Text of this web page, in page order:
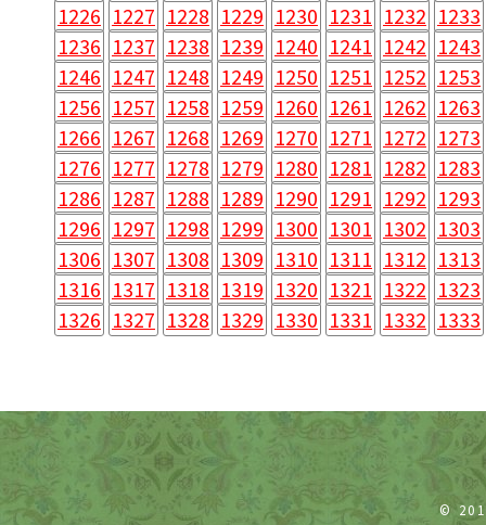
1226 1227 1228 1229 1230 1231 1232 1233
1236 1237 1238 1239 1240 1241 1242 1243
1246 1247 1248 1249 1250 1251 1252 1253
1256 1257 1258 1259 1260 1261 1262 1263
1266 1267 1268 1269 1270 1271 1272 1273
1276 1277 1278 1279 1280 1281 1282 1283
1286 1287 1288 1289 1290 1291 1292 1293
1296 1297 1298 1299 1300 1301 1302 1303
1306 1307 1308 1309 1310 1311 1312 1313
1316 1317 1318 1319 1320 1321 1322 1323
1326 1327 1328 1329 1330 1331 1332 1333
©